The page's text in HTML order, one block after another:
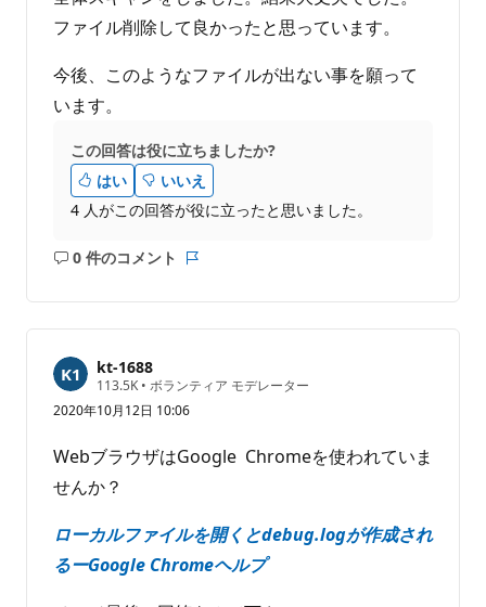
ファイル削除して良かったと思っています。
今後、このようなファイルが出ない事を願って
います。
この回答は役に立ちましたか?
はい
いいえ
4 人がこの回答が役に立ったと思いました。
0 件のコメント
コ
ト
は
あ
り
せ
ト
kt-1688
113.5K 評
価
の
イ
ン
• ボランティア モデレーター
2020年10月12日 10:06
WebブラウザはGoogle Chromeを使われていま
せんか？
ローカルファイルを開くとdebug.logが作成され
るーGoogle Chromeヘルプ